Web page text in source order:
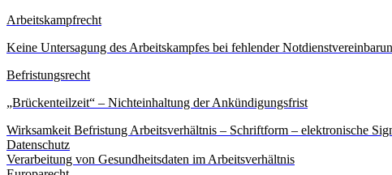
Arbeitskampfrecht
Keine Untersagung des Arbeitskampfes bei fehlender
Befristungsrecht
„Brückenteilzeit“ – Nichteinhaltung der Ankündigungsfrist
Wirksamkeit Befristung Arbeitsverhältnis – Schriftform – elektronische
Datenschutz
Verarbeitung von Gesundheitsdaten im Arbeitsverhältnis